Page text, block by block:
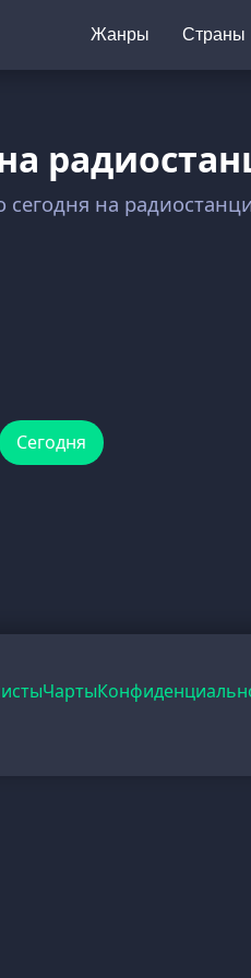
Жанры Страны
сегодня на
Сегодня
Чарты